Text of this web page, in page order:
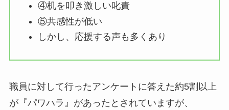
④机を叩き激しい叱責
⑤共感性が低い
しかし、応援する声も多くあり
職員に対して行ったアンケートに答えた約5割以上
が『パワハラ』があったとされていますが、